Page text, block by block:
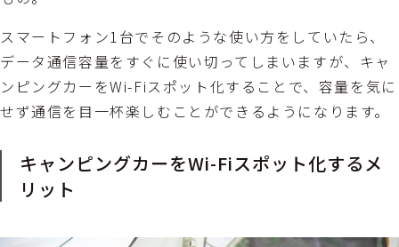
スマートフォン1台でそのような使い方をしていたら、
データ通信容量をすぐに使い切ってしまいますが、キャ
ンピングカーをWi-Fiスポット化することで、容量を気に
せず通信を目一杯楽しむことができるようになります。
キャンピングカーをWi-Fiスポット化するメ
リット